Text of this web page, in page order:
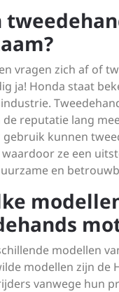
vragen zich af of
ja! Honda staat
de reputatie lang
kunnen
ze een
en
modellen
modellen zijn de
vanwege hun